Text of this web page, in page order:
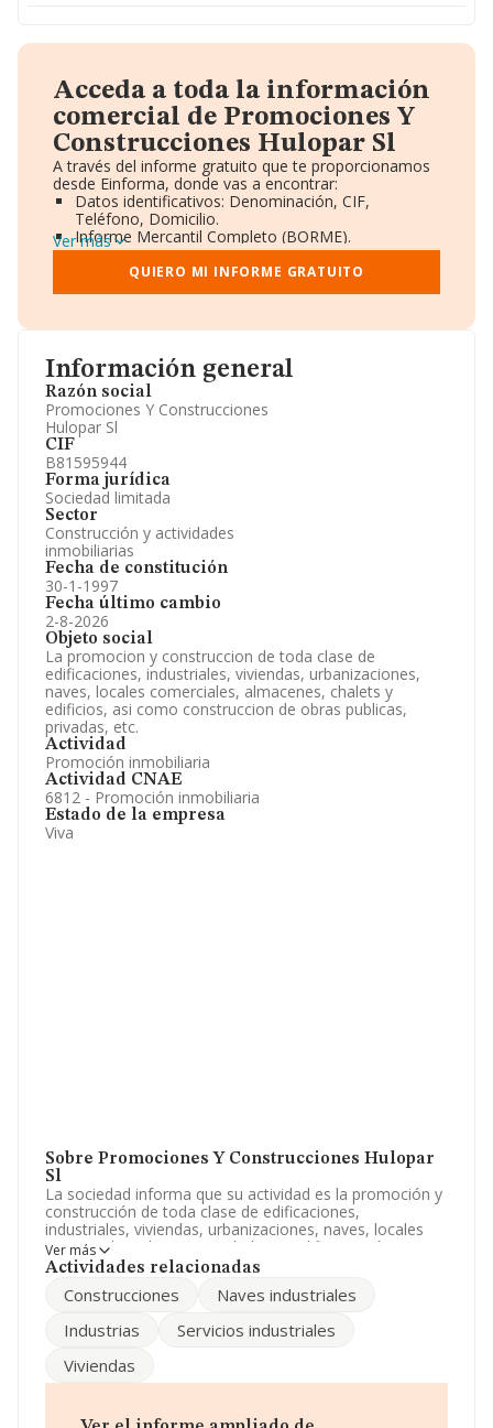
Información general
Razón social
Promociones Y Construcciones
Hulopar Sl
CIF
B81595944
Forma jurídica
Sociedad limitada
Sector
Construcción y actividades
inmobiliarias
Fecha de constitución
30-1-1997
Fecha último cambio
2-8-2026
Objeto social
La promocion y construccion de toda clase de
edificaciones, industriales, viviendas, urbanizaciones,
naves, locales comerciales, almacenes, chalets y
edificios, asi como construccion de obras publicas,
privadas, etc.
Actividad
Promoción inmobiliaria
Actividad CNAE
6812 - Promoción inmobiliaria
Estado de la empresa
Viva
Sobre Promociones Y Construcciones Hulopar
Sl
La sociedad informa que su actividad es la promoción y
construcción de toda clase de edificaciones,
industriales, viviendas, urbanizaciones, naves, locales
comerciales, almacenes, chalets y edificios, así como
construcción de obras públicas, privadas, etc. La
CNAE: 6812 - '%cnae%'. La sociedad no tiene actividad
del teléfono 916966362 y la dirección de correo es
hi@humanesingenieros.com.
La empresa española Promociones y Construcciones
Ver más
Actividades relacionadas
Construcciones
Naves industriales
Industrias
Servicios industriales
Viviendas
Acceda a toda la información
comercial de Promociones Y
Construcciones Hulopar Sl
A través del informe gratuito que te proporcionamos
desde Einforma, donde vas a encontrar:
Datos identificativos: Denominación, CIF,
Teléfono, Domicilio.
Informe Mercantil Completo (BORME).
Gráficos de Evolución Ventas y Empleados.
Consejo de Administración y Administradores.
Directivos y Ejecutivos.
Información oficial y registral complementaria.
Ver más
QUIERO MI INFORME GRATUITO